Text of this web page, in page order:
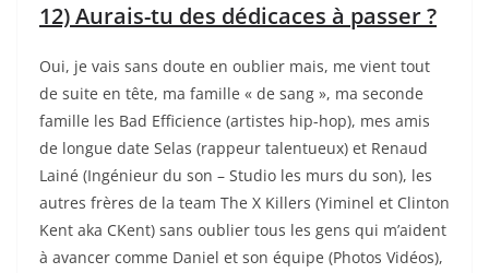
12) Aurais-tu des dédicaces à passer ?
Oui, je vais sans doute en oublier mais, me vient tout
de suite en tête, ma famille « de sang », ma seconde
famille les Bad Efficience (artistes hip-hop), mes amis
de longue date Selas (rappeur talentueux) et Renaud
Lainé (Ingénieur du son – Studio les murs du son), les
autres frères de la team The X Killers (Yiminel et Clinton
Kent aka CKent) sans oublier tous les gens qui m’aident
à avancer comme Daniel et son équipe (Photos Vidéos),